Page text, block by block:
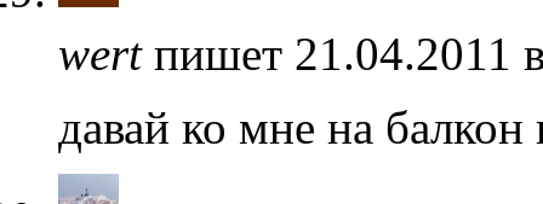
wertпишет 21.04.2011
давай ко мне на